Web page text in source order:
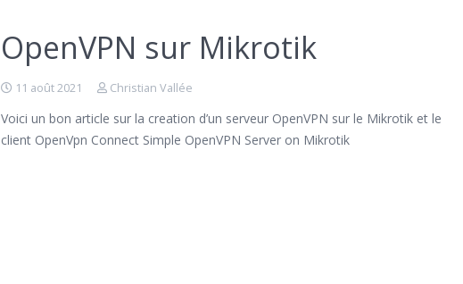
OpenVPN sur Mikrotik
11 août 2021 Christian Vallée
Voici un bon article sur la creation d’un serveur OpenVPN sur le Mikrotik et le
client OpenVpn Connect Simple OpenVPN Server on Mikrotik